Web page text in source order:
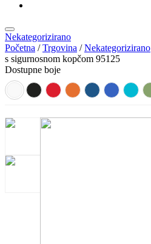
Nekategorizirano
Početna /Trgovina /Nekategorizirano
s sigurnosnom kopčom 95125
Dostupne boje